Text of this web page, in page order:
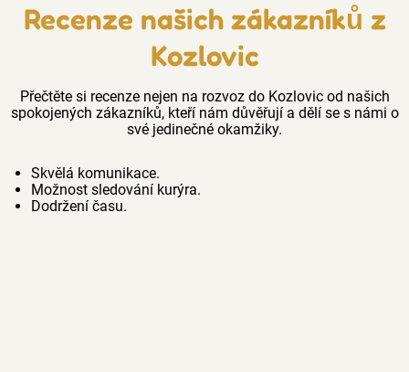
Recenze našich zákazníků z
Kozlovic
Přečtěte si recenze nejen na rozvoz do Kozlovic od našich
spokojených zákazníků, kteří nám důvěřují a dělí se s námi o
své jedinečné okamžiky.
Skvělá komunikace.
Možnost sledování kurýra.
Dodržení času.